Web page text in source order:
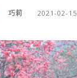
巧莉 2021-02-15